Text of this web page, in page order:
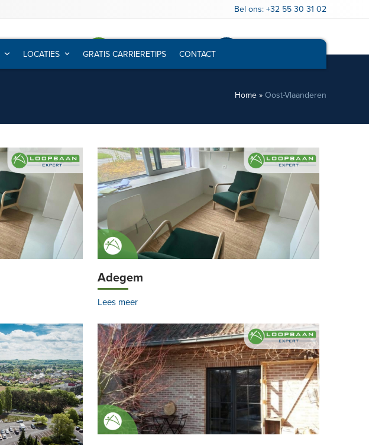
Bel ons: +32 55 30 31 02
LOCATIES GRATIS CARRIERETIPS CONTACT
Vrijblijvend infogesprek
Home » Oost-Vlaanderen
Adegem
Lees meer